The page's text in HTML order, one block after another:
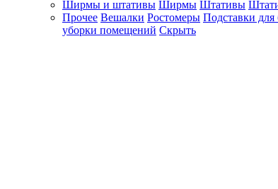
Ширмы и штативы Ширмы Штативы
Прочее Вешалки Ростомеры Подставки для
уборки помещений Скрыть